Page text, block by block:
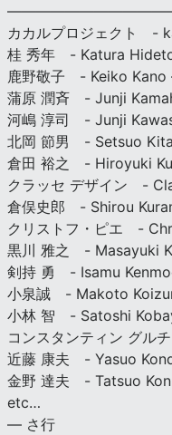
カカルプロジェクト -
桂 秀年 - Katura
鹿野敬子 - Keiko Kano
蒲原 潤斉 - Junji
河嶋 淳司 - Junji
北岡 節男 - Setsuo
倉田 裕之 - Hiroyuki
クラッセ デザイン -
倉俣史郎 - Shirou
クリストフ・ピエ -
黒川 雅之 - Masayuki
剣持 勇 - Isamu
小泉誠 - Makoto
小林 智 - Satoshi
コンスタンティン グ
近藤 康夫 - Yasuo
金野 達夫 - Tatsuo
etc…
— さ行